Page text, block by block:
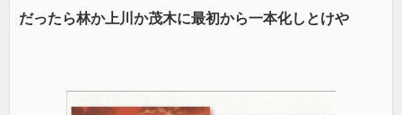
だったら林か上川か茂木に最初から一本化しとけや